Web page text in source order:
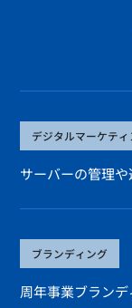
デジタルマーケティ
サーバーの管理
ブランディング
周年事業ブラン